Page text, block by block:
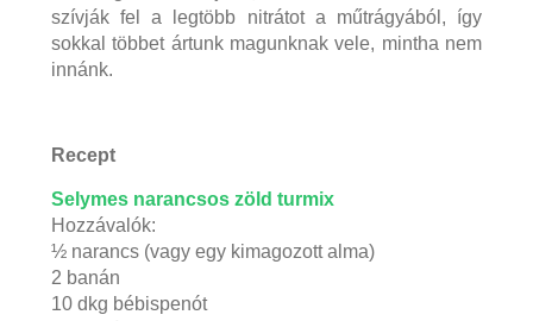
szívják fel a legtöbb nitrátot a műtrágyából, így
sokkal többet ártunk magunknak vele, mintha nem
innánk.
Recept
Selymes narancsos zöld turmix
Hozzávalók:
½ narancs (vagy egy kimagozott alma)
2 banán
10 dkg bébispenót